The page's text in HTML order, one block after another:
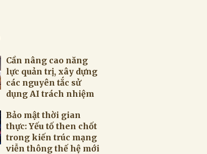
Cần nâng cao năng
lực quản trị, xây dựng
các nguyên tắc sử
dụng AI trách nhiệm
Bảo mật thời gian
thực: Yếu tố then chốt
trong kiến trúc mạng
viễn thông thế hệ mới